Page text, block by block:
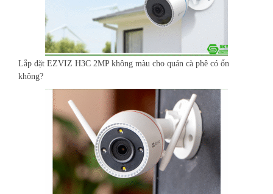
Lắp đặt EZVIZ H3C 2MP không màu cho quán cà phê có ổn
không?